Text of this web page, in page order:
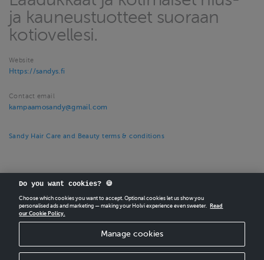
ja kauneustuotteet suoraan
kotiovellesi.
Website
Https://sandys.fi
Contact email
kampaamosandy@gmail.com
Sandy Hair Care and Beauty terms & conditions
CREATEYOUR OWN HOLVI ONLINE STORE IN MINUTES.
Holvi Payment Services Ltd is regulated by the Financial Supervisory Authority of
Finland as an Authorised Payment Institution with license to operate in the
Do you want cookies? 🍪
Choose which cookies you want to accept. Optional cookies let us show you
personalised ads and marketing — making your Holvi experience even sweeter.
Read
our Cookie Policy.
Manage cookies